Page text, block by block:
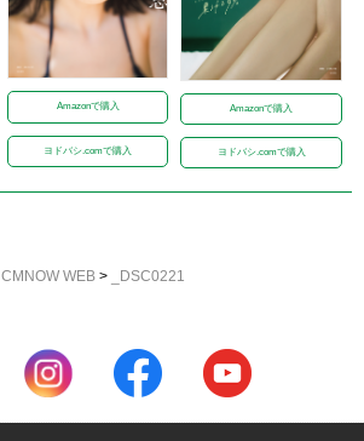
Amazonで購入
ヨドバシ.comで購入
Amazonで購入
ヨドバシ.comで購入
CMNOW WEB > _DSC0221